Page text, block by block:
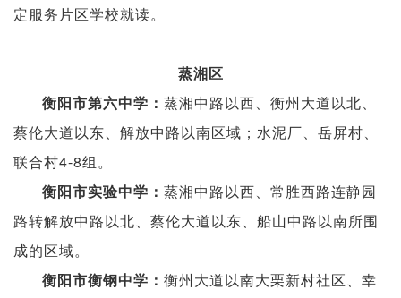
定服务片区学校就读。
蒸湘区
衡阳市第六中学： 蒸湘中路以西、衡州大道以北、
蔡伦大道以东、解放中路以南区域；水泥厂、岳屏村、
联合村4-8组。
衡阳市实验中学： 蒸湘中路以西、常胜西路连静园
路转解放中路以北、蔡伦大道以东、船山中路以南所围
成的区域。
衡阳市衡钢中学： 衡州大道以南大栗新村社区、幸